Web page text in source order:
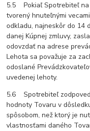
5.5 Pokiaľ Spotrebiteľ na
tvorený hnuteľnými
odkladu, najneskôr do 14
danej Kúpnej zmluvy,
odovzdať na adrese
Lehota sa považuje za
odoslané
uvedenej lehoty.
5.6 Spotrebiteľ
hodnoty Tovaru v
spôsobom, než ktorý je
vlastnosťami daného